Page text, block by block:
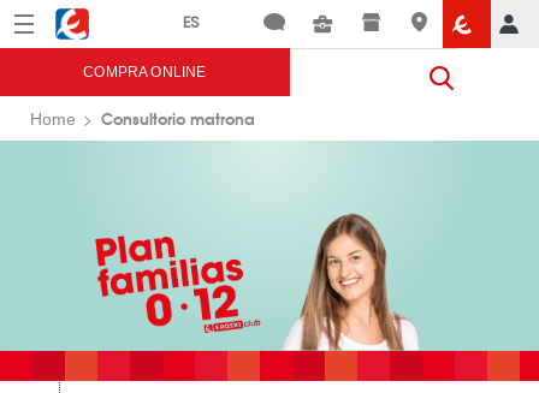
Menú Eroski
COMPRA ONLINE
Home Consultorio matrona